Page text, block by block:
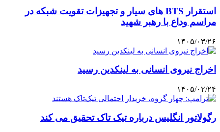
استقرار BTS های سیار و تجهیزات تقویت شبکه در
مراسم وداع با رهبر شهید
۱۴۰۵/۰۳/۲۶
اخراج نیروی انسانی به لینکدین رسید
۱۴۰۵/۰۲/۲۴
رگولاتور انگلیس درباره تیک تاک تحقیق می کند